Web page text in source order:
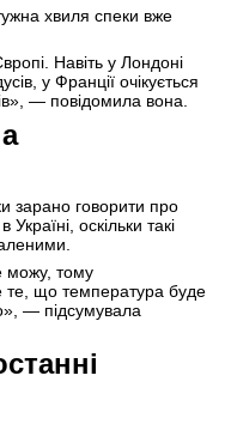
хвиля спеки вже
Навіть у Лондоні
у Франції очікується
— повідомила вона.
зарано говорити про
оскільки такі
можу, тому
що температура буде
— підсумувала